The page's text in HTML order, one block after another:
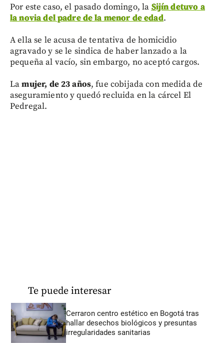
Por este caso, el pasado domingo, la Sijín detuvo a
la novia del padre de la menor de edad.
A ella se le acusa de tentativa de homicidio
agravado y se le sindica de haber lanzado a la
pequeña al vacío, sin embargo, no aceptó cargos.
Lamujer, de 23 años, fue cobijada con medida de
aseguramiento y quedó recluida en la cárcel El
Pedregal.
Te puede interesar
Cerraron centro estético en Bogotá tras
hallar desechos biológicos y presuntas
irregularidades sanitarias